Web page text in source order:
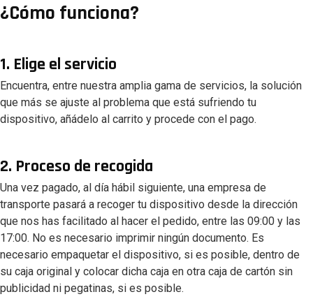
¿Cómo funciona?
1. Elige el servicio
Encuentra, entre nuestra amplia gama de servicios, la solución
que más se ajuste al problema que está sufriendo tu
dispositivo, añádelo al carrito y procede con el pago.
2. Proceso de recogida
Una vez pagado, al día hábil siguiente, una empresa de
transporte pasará a recoger tu dispositivo desde la dirección
que nos has facilitado al hacer el pedido, entre las 09:00 y las
17:00. No es necesario imprimir ningún documento. Es
necesario empaquetar el dispositivo, si es posible, dentro de
su caja original y colocar dicha caja en otra caja de cartón sin
publicidad ni pegatinas, si es posible.